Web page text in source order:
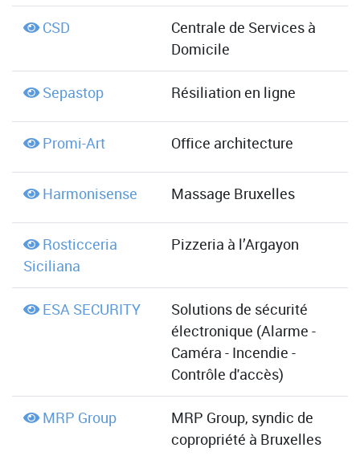
CSD
Centrale de Services à
Domicile
Sepastop Résiliation en ligne
Promi-Art Office architecture
Harmonisense Massage Bruxelles
Rosticceria
Siciliana
Pizzeria à l’Argayon
ESA SECURITY
Solutions de sécurité
électronique (Alarme -
Caméra - Incendie -
Contrôle d'accès)
MRP Group
MRP Group, syndic de
copropriété à Bruxelles